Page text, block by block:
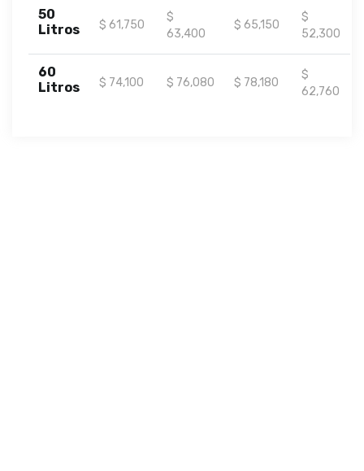
50
Litros
$ 61,750
$
63,400
$ 65,150
$
52,300
60
Litros
$ 74,100 $ 76,080 $ 78,180
$
62,760